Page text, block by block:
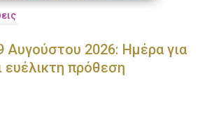
Αυγούστου 2026: Ημέρα για
ευέλικτη πρόθεση